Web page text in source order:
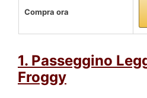
Compra ora
1. Passeggino
Froggy